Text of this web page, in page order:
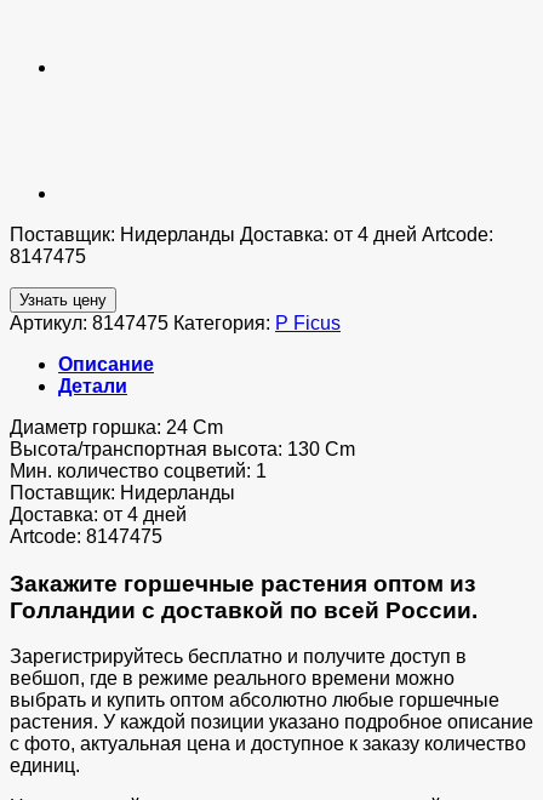
Поставщик: Нидерланды Доставка: от 4 дней Artcode:
8147475
Узнать цену
Артикул: 8147475 Категория: P Ficus
Описание
Детали
Диаметр горшка: 24 Cm
Высота/транспортная высота: 130 Cm
Мин. количество соцветий: 1
Поставщик: Нидерланды
Доставка: от 4 дней
Artcode: 8147475
Закажите горшечные растения оптом из
Голландии с доставкой по всей России.
Зарегистрируйтесь бесплатно и получите доступ в
вебшоп, где в режиме реального времени можно
выбрать и купить оптом абсолютно любые горшечные
растения. У каждой позиции указано подробное описание
с фото, актуальная цена и доступное к заказу количество
единиц.